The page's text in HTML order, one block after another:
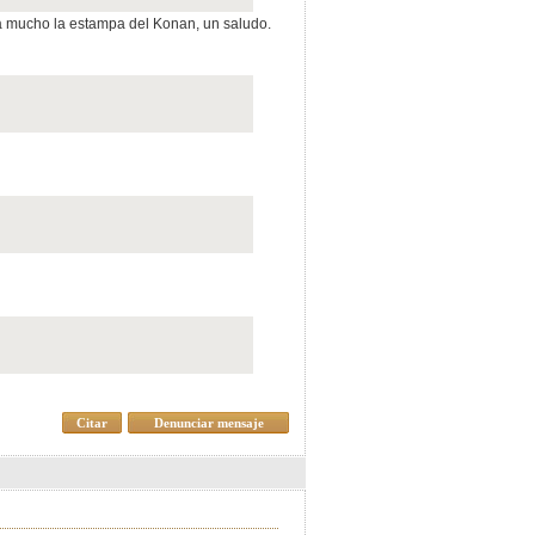
la estampa del Konan, un saludo.
Denunciar mensaje
Citar